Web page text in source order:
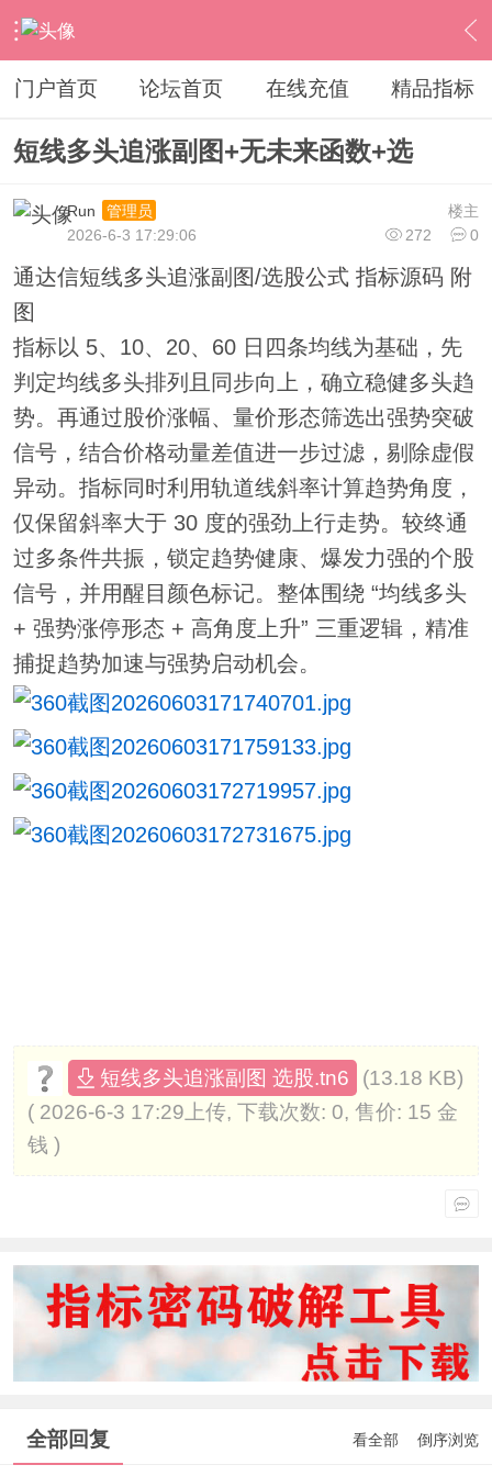
› 通达信指标公式 › 副图公式 › 内容
门户首页 论坛首页 在线充值 精品指标
短线多头追涨副图+无未来函数+选
楼主
Run
管理员
272
0
2026-6-3 17:29:06
通达信短线多头追涨副图/选股公式 指标源码 附
图
指标以 5、10、20、60 日四条均线为基础，先
判定均线多头排列且同步向上，确立稳健多头趋
势。再通过股价涨幅、量价形态筛选出强势突破
信号，结合价格动量差值进一步过滤，剔除虚假
异动。指标同时利用轨道线斜率计算趋势角度，
仅保留斜率大于 30 度的强劲上行走势。较终通
过多条件共振，锁定趋势健康、爆发力强的个股
信号，并用醒目颜色标记。整体围绕 “均线多头
+ 强势涨停形态 + 高角度上升” 三重逻辑，精准
捕捉趋势加速与强势启动机会。
短线多头追涨副图 选股.tn6
(13.18 KB)
( 2026-6-3 17:29上传, 下载次数: 0, 售价: 15 金
钱 )
全部回复 看全部 倒序浏览